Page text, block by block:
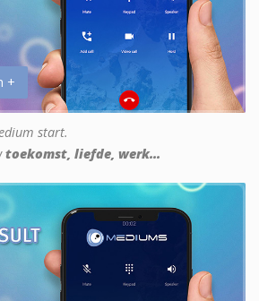
+
start.
toekomst, liefde, werk...